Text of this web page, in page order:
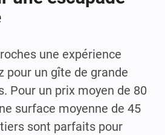
une expérience
pour un gîte de grande
Pour un prix moyen de 80
surface moyenne de 45
sont parfaits pour